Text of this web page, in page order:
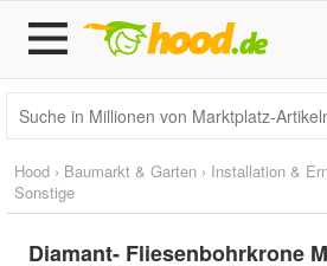
Hood › Baumarkt & Garten › Installation &
Sonstige
Diamant- Fliesenbohrkrone